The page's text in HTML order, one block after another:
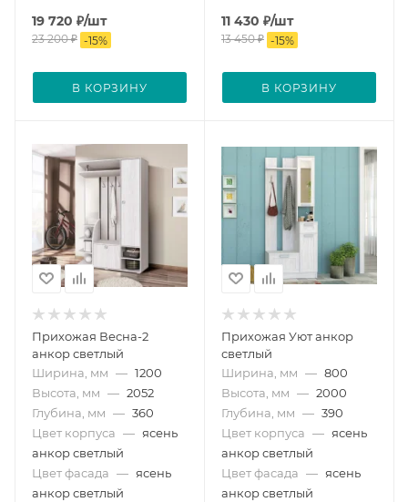
19 720 ₽/шт
23 200₽ -15%
В КОРЗИНУ
11 430 ₽/шт
13 450₽ -15%
В КОРЗИНУ
Прихожая Весна-2
анкор светлый
Ширина, мм — 1200
Высота, мм — 2052
Глубина, мм — 360
Цвет корпуса — ясень
анкор светлый
Цвет фасада — ясень
анкор светлый
Прихожая Уют анкор
светлый
Ширина, мм — 800
Высота, мм — 2000
Глубина, мм — 390
Цвет корпуса — ясень
анкор светлый
Цвет фасада — ясень
анкор светлый